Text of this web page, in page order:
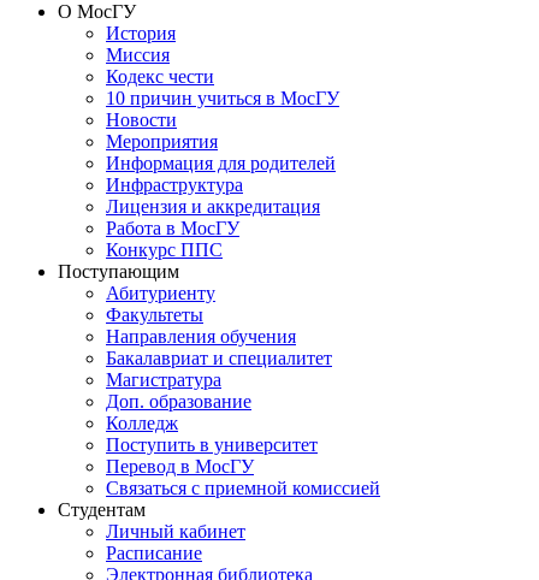
О МосГУ
История
Миссия
Кодекс чести
10 причин учиться в МосГУ
Новости
Мероприятия
Информация для родителей
Инфраструктура
Лицензия и аккредитация
Работа в МосГУ
Конкурс ППС
Поступающим
Абитуриенту
Факультеты
Направления обучения
Бакалавриат и специалитет
Магистратура
Доп. образование
Колледж
Поступить в университет
Перевод в МосГУ
Связаться с приемной комиссией
Студентам
Личный кабинет
Расписание
Электронная библиотека